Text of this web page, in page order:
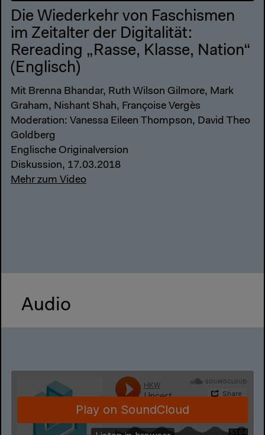
Die Wiederkehr von Faschismen
im Zeitalter der Digitalität:
Rereading „Rasse, Klasse, Nation“
(Englisch)
Mit Brenna Bhandar, Ruth Wilson Gilmore, Mark
Graham, Nishant Shah, Françoise Vergès
Moderation: Vanessa Eileen Thompson, David Theo
Goldberg
Englische Originalversion
Diskussion, 17.03.2018
Mehr zum Video
Audio